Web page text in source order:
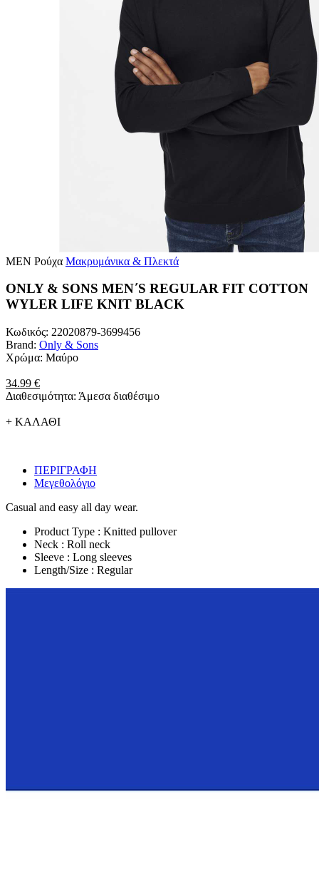
MEN Ρούχα Μακρυμάνικα & Πλεκτά
ONLY & SONS MEN΄S REGULAR FIT COTTON
WYLER LIFE KNIT BLACK
Κωδικός: 22020879-3699456
Brand: Only & Sons
Χρώμα: Μαύρο
34.99 €
Διαθεσιμότητα: Άμεσα διαθέσιμο
+ ΚΑΛΑΘΙ
ΠΕΡΙΓΡΑΦΗ
Μεγεθολόγιο
Casual and easy all day wear.
Product Type : Knitted pullover
Neck : Roll neck
Sleeve : Long sleeves
Length/Size : Regular